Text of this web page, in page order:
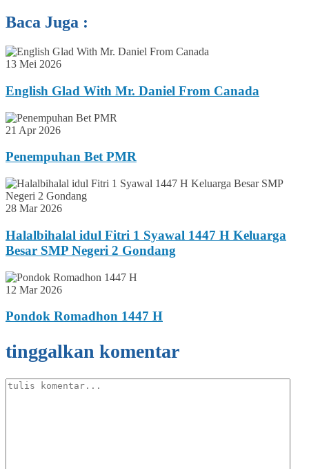
Baca Juga :
13 Mei 2026
English Glad With Mr. Daniel From Canada
21 Apr 2026
Penempuhan Bet PMR
28 Mar 2026
Halalbihalal idul Fitri 1 Syawal 1447 H Keluarga
Besar SMP Negeri 2 Gondang
12 Mar 2026
Pondok Romadhon 1447 H
tinggalkan komentar